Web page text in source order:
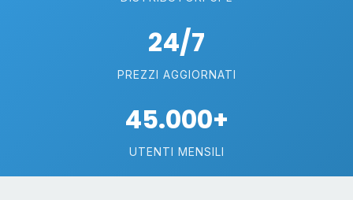
24/7
PREZZI AGGIORNATI
45.000+
UTENTI MENSILI